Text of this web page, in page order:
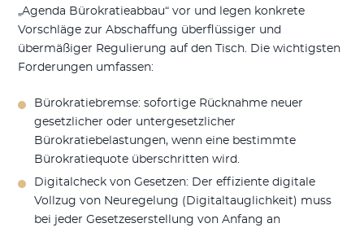
„Agenda Bürokratieabbau“ vor und legen konkrete
Vorschläge zur Abschaffung überflüssiger und
übermäßiger Regulierung auf den Tisch. Die wichtigsten
Forderungen umfassen:
Bürokratiebremse: sofortige Rücknahme neuer
gesetzlicher oder untergesetzlicher
Bürokratiebelastungen, wenn eine bestimmte
Bürokratiequote überschritten wird.
Digitalcheck von Gesetzen: Der effiziente digitale
Vollzug von Neuregelung (Digitaltauglichkeit) muss
bei jeder Gesetzeserstellung von Anfang an